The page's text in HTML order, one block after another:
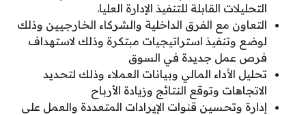
التحليلات القابلة للتنفيذ الإدارة العليا.
التعاون مع الفرق الداخلية والشركاء الخارجيين وذلك
لوضع وتنفيذ استراتيجيات مبتكرة وذلك لاستهداف
فرص عمل جديدة في السوق
تحليل الأداء المالي وبيانات العملاء وذلك لتحديد
الاتجاهات وتوقع النتائج وزيادة الأرباح
إدارة وتحسين قنوات الإيرادات المتعددة والعمل على